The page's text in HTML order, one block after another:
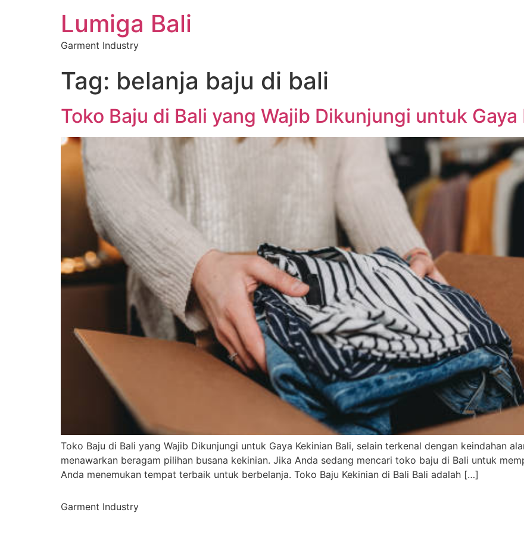
Lumiga Bali
Garment Industry
Tag: belanja baju di bali
Toko Baju di Bali yang Wajib Dikunjungi untuk Gaya
Toko Baju di Bali yang Wajib Dikunjungi untuk Gaya Kekinian Bali, selain terkenal dengan keindahan
menawarkan beragam pilihan busana kekinian. Jika Anda sedang mencari toko baju di Bali untuk
Anda menemukan tempat terbaik untuk berbelanja. Toko Baju Kekinian di Bali Bali adalah […]
Garment Industry